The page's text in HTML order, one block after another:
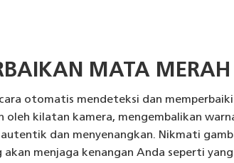
MATA MERAH
otomatis mendeteksi dan
oleh kilatan kamera, mengembalikan
dan menyenangkan. Nikmati
akan menjaga kenangan Anda seperti